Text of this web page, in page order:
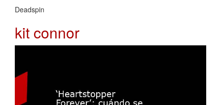
Deadspin
kit connor